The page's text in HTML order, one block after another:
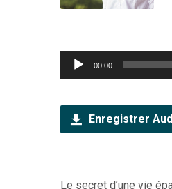
Lecteur
audio
00:00
Enregistrer
Le secret d’une vie